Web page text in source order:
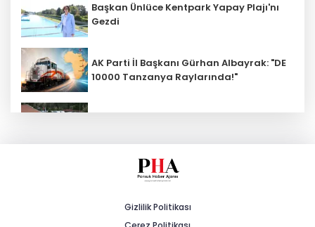
Başkan Ünlüce Kentpark Yapay Plajı'nı
Gezdi
AK Parti İl Başkanı Gürhan Albayrak: "DE
10000 Tanzanya Raylarında!"
Eskişehirspor'da Lig Hazırlıkları Devam
Gizlilik Politikası